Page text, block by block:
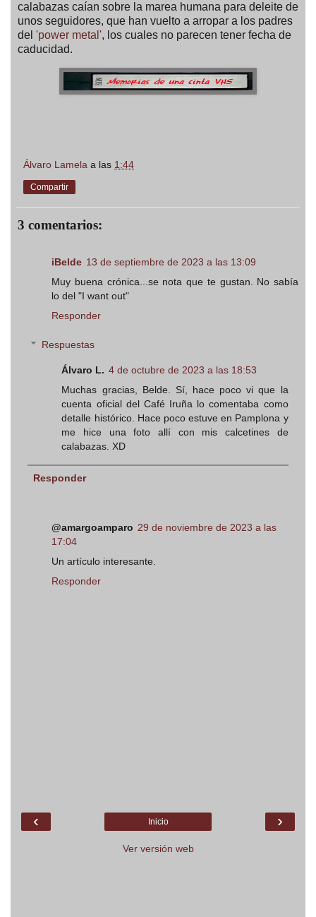
calabazas caían sobre la marea humana para deleite de
unos seguidores, que han vuelto a arropar a los padres
del 'power metal', los cuales no parecen tener fecha de
caducidad.
Álvaro Lamela a las 1:44
Compartir
3 comentarios:
iBelde 13 de septiembre de 2023 a las 13:09
Muy buena crónica...se nota que te gustan. No sabía
lo del "I want out"
Responder
Respuestas
Álvaro L. 4 de octubre de 2023 a las 18:53
Muchas gracias, Belde. Sí, hace poco vi que la
cuenta oficial del Café Iruña lo comentaba como
detalle histórico. Hace poco estuve en Pamplona y
me hice una foto allí con mis calcetines de
calabazas. XD
Responder
@amargoamparo 29 de noviembre de 2023 a las
17:04
Un artículo interesante.
Responder
‹ ›
Inicio
Ver versión web